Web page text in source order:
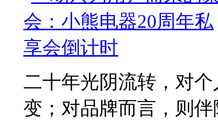
二十年光阴流转，对
变；对品牌而言，则